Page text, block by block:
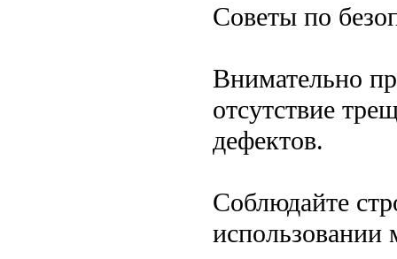
Советы по
Внимательно
отсутствие
дефектов.
Соблюдайте
использовании